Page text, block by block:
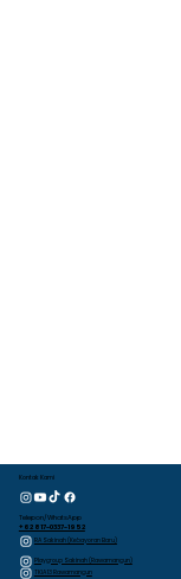
Kontak Kami
Telepon/WhatsApp
+62 817-0337-1952
RA Sakinah (Kebayoran Baru)
Playgroup Sakinah (Rawamangun)
TKIA 13 Rawamangun